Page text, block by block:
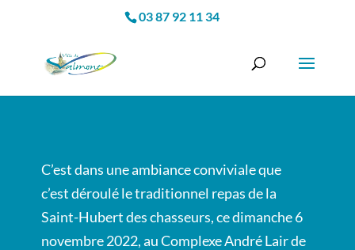
03 87 92 11 34
C’est dans une ambiance conviviale que
c’est déroulé le traditionnel repas de la
Saint-Hubert des chasseurs, ce dimanche 6
novembre 2022, au Complexe André Lair de